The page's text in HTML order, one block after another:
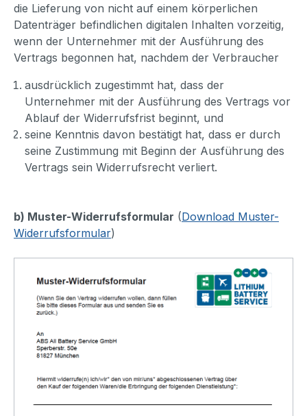
die Lieferung von nicht auf einem körperlichen
Datenträger befindlichen digitalen Inhalten vorzeitig,
wenn der Unternehmer mit der Ausführung des
Vertrags begonnen hat, nachdem der Verbraucher
ausdrücklich zugestimmt hat, dass der
Unternehmer mit der Ausführung des Vertrags vor
Ablauf der Widerrufsfrist beginnt, und
seine Kenntnis davon bestätigt hat, dass er durch
seine Zustimmung mit Beginn der Ausführung des
Vertrags sein Widerrufsrecht verliert.
b) Muster-Widerrufsformular (Download Muster-
Widerrufsformular)